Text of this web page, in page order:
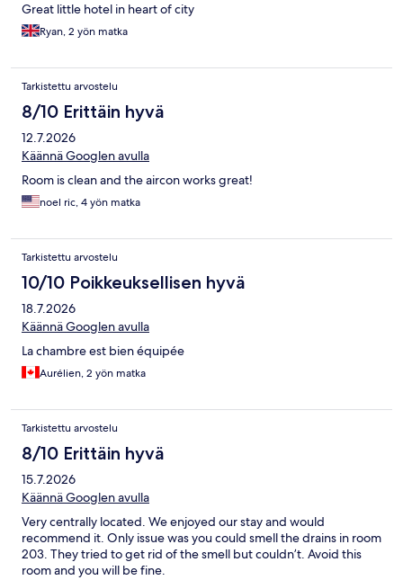
Great little hotel in heart of city
Ryan, 2 yön matka
Tarkistettu arvostelu
8/10 Erittäin hyvä
12.7.2026
Käännä Googlen avulla
Room is clean and the aircon works great!
noel ric, 4 yön matka
Tarkistettu arvostelu
10/10 Poikkeuksellisen hyvä
18.7.2026
Käännä Googlen avulla
La chambre est bien équipée
Aurélien, 2 yön matka
Tarkistettu arvostelu
8/10 Erittäin hyvä
15.7.2026
Käännä Googlen avulla
Very centrally located. We enjoyed our stay and would
recommend it. Only issue was you could smell the drains in room
203. They tried to get rid of the smell but couldn’t. Avoid this
room and you will be fine.